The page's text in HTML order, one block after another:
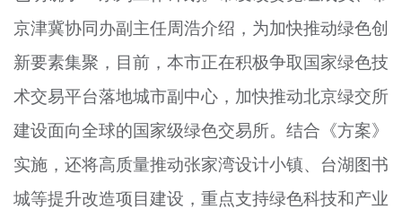
京津冀协同办副主任周浩介绍，为加快推动绿色创
新要素集聚，目前，本市正在积极争取国家绿色技
术交易平台落地城市副中心，加快推动北京绿交所
建设面向全球的国家级绿色交易所。结合《方案》
实施，还将高质量推动张家湾设计小镇、台湖图书
城等提升改造项目建设，重点支持绿色科技和产业